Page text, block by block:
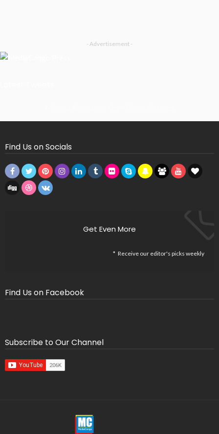
- Advertisement -
Find Us on Socials
Get Even More
Receive our editor's picks weekly
Find Us on Facebook
Subscribe to Our Channel